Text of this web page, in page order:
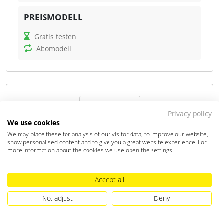
DATEV-kompatible Dateien.
Was kann mika?
Fehler, erstellt Steueranmeldungen und
Jahresabschlüsse und unterstützt bei der
Kommunikation mit Behörden. mika ermöglicht
Versenden von Zahlungserinnerungen und die
Übersetzung von Behördenbriefen in eine
verständliche Sprache. Für Steuerfachleute bietet
das Tool durch klare Kontierung, DATEV-Exporte und
um Finanzdaten korrekt weiterzuverarbeiten. Beim
Jahresabschluss unterstützt mika die Erstellung und
Abgabe für GmbHs und UGs und führt KI-gestützt
PREISMODELL
Gratis testen
Abomodell
Tabula
Tabula automatisiert komplexe Buchungen und
verbindet Mandantenprozesse direkt mit DATEV.
Privacy policy
We use cookies
We may place these for analysis of our visitor data, to improve our website,
show personalised content and to give you a great website experience. For
more information about the cookies we use open the settings.
Accept all
No, adjust
Deny